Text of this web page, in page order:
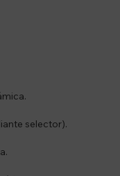
selector).